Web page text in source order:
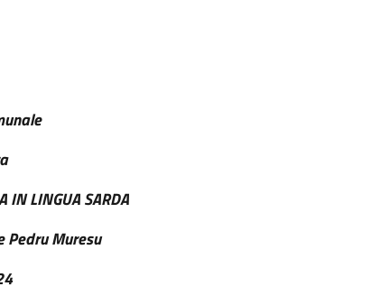
IN LINGUA SARDA
Pedru Muresu